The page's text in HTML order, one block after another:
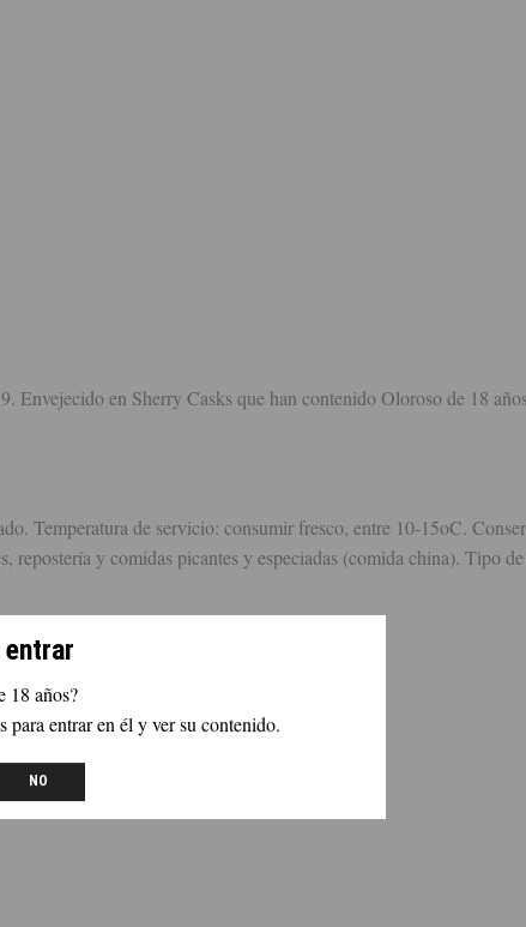
18 años?
para entrar en él y ver su contenido.
NO
en Sherry Casks que han contenido Oloroso de 18
Temperatura de servicio: consumir fresco, entre 10-15oC.
repostería y comidas picantes y especiadas (comida china). Tipo